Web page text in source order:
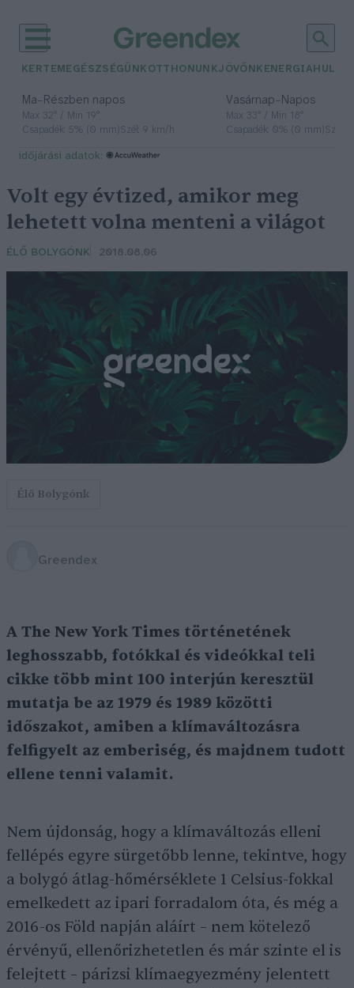
KERTEM EGÉSZSÉGÜNK OTTHONUNKJÖVŐNK ENERGIA
Ma– Részben napos
Max 32° / Min 19°
Csapadék: 5% (0 mm)Szél: 9 km/h
Vasárnap– Napos
Max 33° / Min 18°
Csapadék: 0% (0 mm)Szél:
időjárási adatok:
Volt egy évtized, amikor meg
lehetett volna menteni a világot
ÉLŐ BOLYGÓNK 2018.08.06
Élő Bolygónk
Greendex
A The New York Times történetének
leghosszabb, fotókkal és videókkal teli
cikke több mint 100 interjún keresztül
mutatja be az 1979 és 1989 közötti
időszakot, amiben a klímaváltozásra
felfigyelt az emberiség, és majdnem tudott
ellene tenni valamit.
Nem újdonság, hogy a klímaváltozás elleni
fellépés egyre sürgetőbb lenne, tekintve, hogy
a bolygó átlag-hőmérséklete 1 Celsius-fokkal
emelkedett az ipari forradalom óta, és még a
2016-os Föld napján aláírt – nem kötelező
érvényű, ellenőrizhetetlen és már szinte el is
felejtett – párizsi klímaegyezmény jelentett